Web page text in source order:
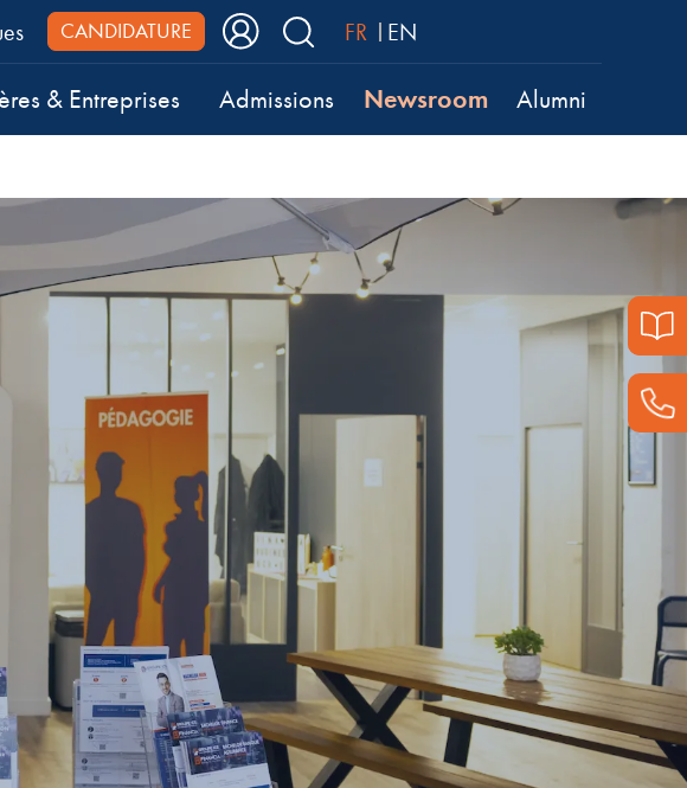
CANDIDATURE FR EN
& Entreprises Admissions Newsroom Alumni